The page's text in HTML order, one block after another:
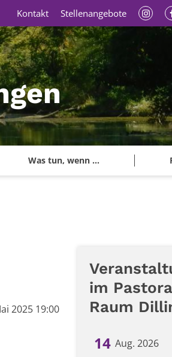
Was tun, wenn ...
Kontakt Stellenangebote
2025 19:00
im
Raum
14 Aug. 2026